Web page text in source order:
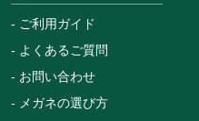
ご利用ガイド
よくあるご質問
お問い合わせ
メガネの選び方